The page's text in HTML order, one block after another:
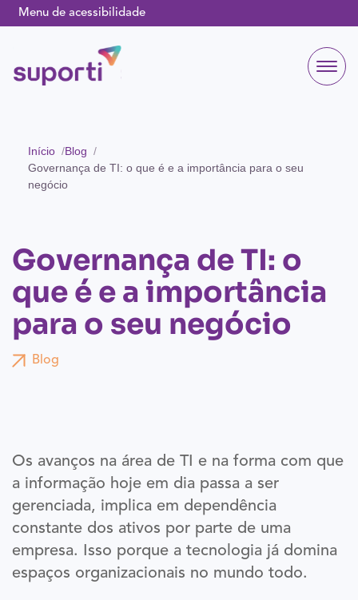
Menu de acessibilidade
Início
Blog
Governança de TI: o que é e a importância para o seu
negócio
Governança de TI: o
que é e a importância
para o seu negócio
Blog
Os avanços na área de TI e na forma com que
a informação hoje em dia passa a ser
gerenciada, implica em dependência
constante dos ativos por parte de uma
empresa. Isso porque a tecnologia já domina
espaços organizacionais no mundo todo.